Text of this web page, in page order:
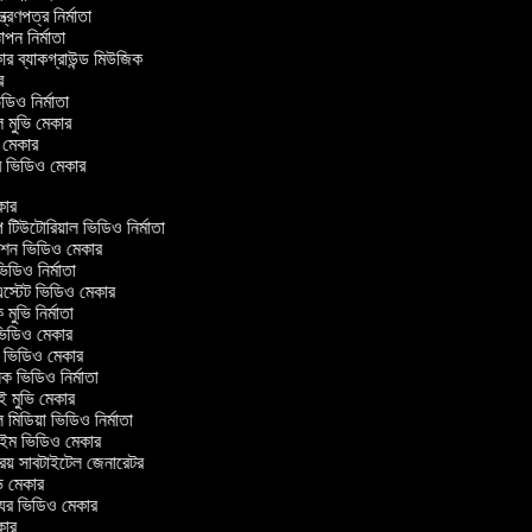
নির্মাতা
নির্মাতা
ব্যাকগ্রাউন্ড মিউজিক
নির্মাতা
মুভি মেকার
মেকার
ভিডিও মেকার
ভিডিও নির্মাতা
ভিডিও মেকার
নির্মাতা
ভিডিও মেকার
নির্মাতা
মেকার
মেকার
ভিডিও নির্মাতা
মেকার
ভিডিও নির্মাতা
ভিডিও মেকার
সাবটাইটেল জেনারেটর
ভিডিও মেকার